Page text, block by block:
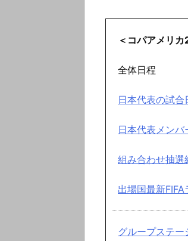
＜コパアメリ
全体日程
日本代表の試合
日本代表メンバ
組み合わせ抽選
出場国最新
グループステー